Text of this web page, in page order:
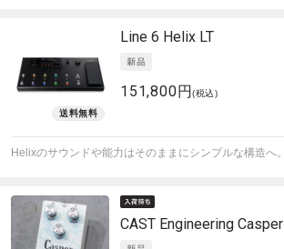
Line 6 Helix LT
151,800円(税込)
Helixのサウンドや能力はそのままにシンプルな構造へ。
CAST Engineering Casper